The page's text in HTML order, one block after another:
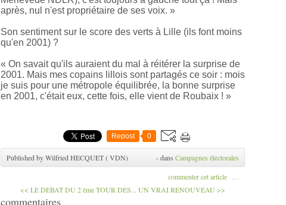
après, nul n'est propriétaire de ses voix. »
Son sentiment sur le score des verts à Lille (ils font moins
qu'en 2001) ?
« On savait qu'ils auraient du mal à réitérer la surprise de
2001. Mais mes copains lillois sont partagés ce soir : mois
je suis pour une métropole équilibrée, la bonne surprise
en 2001, c'était eux, cette fois, elle vient de Roubaix ! »
Repost 0
Published by Wilfried HECQUET ( VDN) -dans Campagnes électorales
commenter cet article
<< LE DEBAT DU 2 ème TOUR DES... UN VRAI RENOUVEAU >>
commentaires